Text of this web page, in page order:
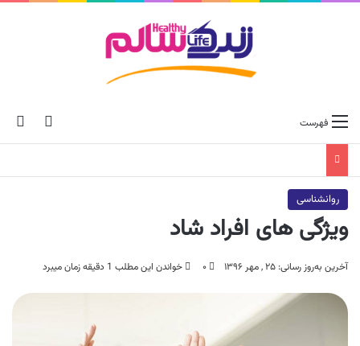
skin فهرست
روانشناسی
ویژگی های افراد شاد
آخرین به‌روز رسانی: ۲۵ , مهر ۱۳۹۶ ۰ خواندن این مطلب 1 دقیقه زمان میبرد